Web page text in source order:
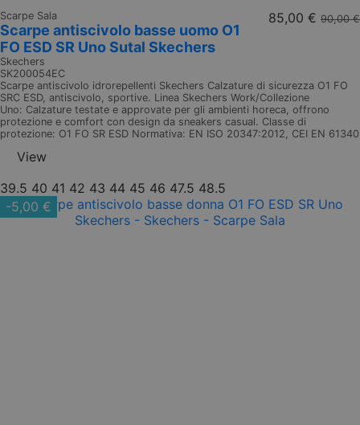
Scarpe Sala
Scarpe antiscivolo basse uomo O1
FO ESD SR Uno Sutal Skechers
Skechers
SK200054EC
85,00 € 90,00 €
Scarpe antiscivolo idrorepellenti Skechers Calzature di sicurezza O1 FO
SRC ESD, antiscivolo, sportive. Linea Skechers Work/Collezione
Uno: Calzature testate e approvate per gli ambienti horeca, offrono
protezione e comfort con design da sneakers casual. Classe di
protezione: O1 FO SR ESD Normativa: EN ISO 20347:2012, CEI EN 61340
View
39.5 40 41 42 43 44 45 46 47.5 48.5
-5,00 €